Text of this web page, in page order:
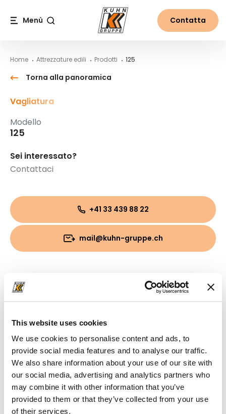
This website uses cookies
We use cookies to personalise content and ads, to
provide social media features and to analyse our traffic.
We also share information about your use of our site with
our social media, advertising and analytics partners who
may combine it with other information that you’ve
provided to them or that they’ve collected from your use
of their services.
Menù Contatta
Home Attrezzature edili Prodotti 125
Torna alla panoramica
Vagliatura
Modello
125
Sei interessato?
Contattaci
+41 33 439 88 22
mail@kuhn-gruppe.ch
Download
Cartella (PDF, 5.72 MB)